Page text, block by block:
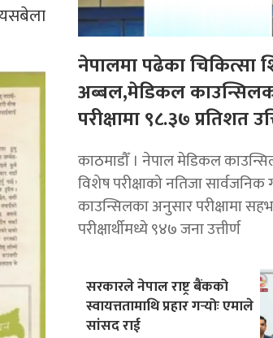
नेपालमा पढेका चिकित्सा
अब्बल,मेडिकल
परीक्षामा ९८.३७ प्रतिशत
काठमाडौँ । नेपाल मेडिकल
विशेष परीक्षाको नतिजा
काउन्सिलका अनुसार परीक्षामा
परीक्षार्थीमध्ये ९४७ जना उत्तीर्ण
सरकारले नेपाल राष्ट्र बैंकको
स्वायत्ततामाथि प्रहार गर्‍योः एमाले
सांसद राई